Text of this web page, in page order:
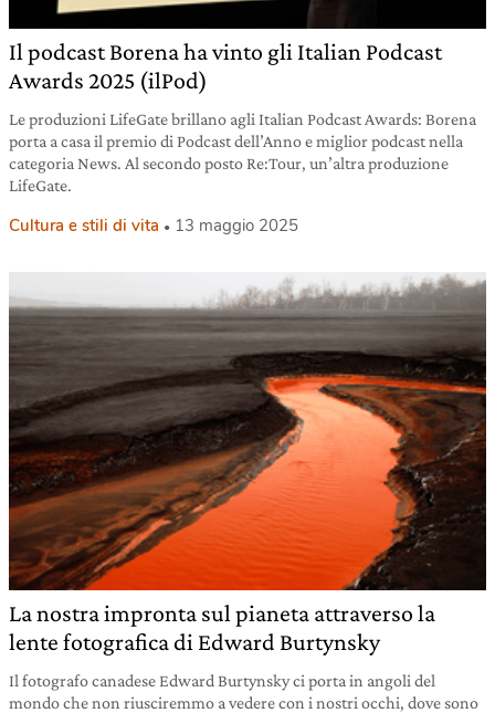
Il podcast Borena ha vinto gli Italian Podcast
Awards 2025 (ilPod)
Le produzioni LifeGate brillano agli Italian Podcast Awards: Borena
porta a casa il premio di Podcast dell’Anno e miglior podcast nella
categoria News. Al secondo posto Re:Tour, un’altra produzione
LifeGate.
Cultura e stili di vita 13 maggio 2025
La nostra impronta sul pianeta attraverso la
lente fotografica di Edward Burtynsky
Il fotografo canadese Edward Burtynsky ci porta in angoli del
mondo che non riusciremmo a vedere con i nostri occhi, dove sono